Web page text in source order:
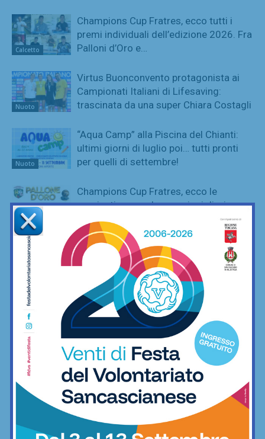
Calcetto
Champions Cup Fratres, ecco tutti i
premi individuali dell’edizione 2026. Fra
Palloni d’Oro e…
Nuoto
Virtus Buonconvento protagonista ai
Campionati Italiani di Lifesaving:
trascinata da una super Chiara Costagli
Nuoto
“Aqua Camp” alla Piscina del Chianti:
ultimi giorni di luglio poi… tutti pronti
per quelli di settembre!
Calcetto
Champions Cup Fratres, ecco le
nomination per eleggere i migliori
dell’edizione 2026
Calcio
Tutta l’esperienza di Vincenzo Mangino
(classe 1981) per l’attacco dell’Atletico
Valdipesa
“Esperienza e solidità in difesa”: la
Sancascianese annuncia l’ingaggio di
Tommaso Bambi
Calcetto
Champions Cup Fratres: Porta Gippina
campione, spinto da una tifoseria
League Cup: Nutini e De Luca ai
supplementari danno la coppa a Virtus